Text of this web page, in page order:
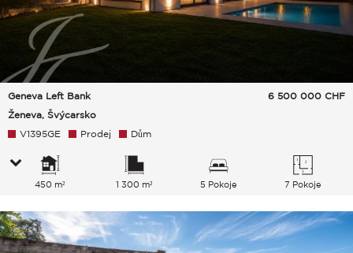
Geneva Left Bank
Ženeva, Švýcarsko
6 500 000 CHF
V1395GE Prodej Dům
450 m² 1 300 m² 5 Pokoje 7 Pokoje